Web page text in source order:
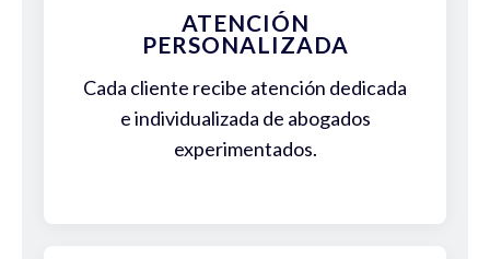
ATENCIÓN
PERSONALIZADA
Cada cliente recibe atención dedicada
e individualizada de abogados
experimentados.